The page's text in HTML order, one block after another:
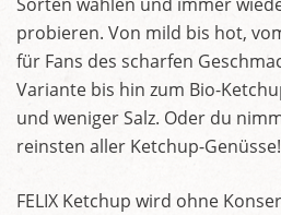
probieren. Von mild bis hot,
für Fans des scharfen
Variante bis hin zum Bio-
und weniger Salz. Oder du
reinsten aller Ketchup-Genüsse!
FELIX Ketchup wird ohne